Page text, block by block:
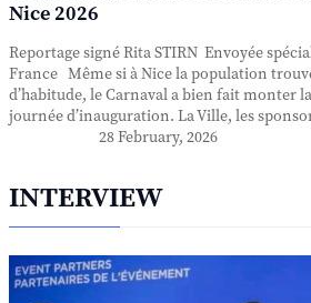
Nice 2026
Reportage signé Rita STIRN Envoyée
France Même si à Nice la population
d’habitude, le Carnaval a bien fait monter
journée d’inauguration. La Ville, les
28 February, 2026
INTERVIEW